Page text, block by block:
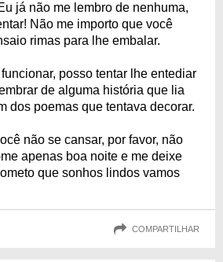
já não me lembro de nenhuma,
Não me importo que você
rimas para lhe embalar.
posso tentar lhe entediar
de alguma história que lia
dos poemas que tentava decorar.
não se cansar, por favor, não
apenas boa noite e me deixe
que sonhos lindos vamos
COMPARTILHAR